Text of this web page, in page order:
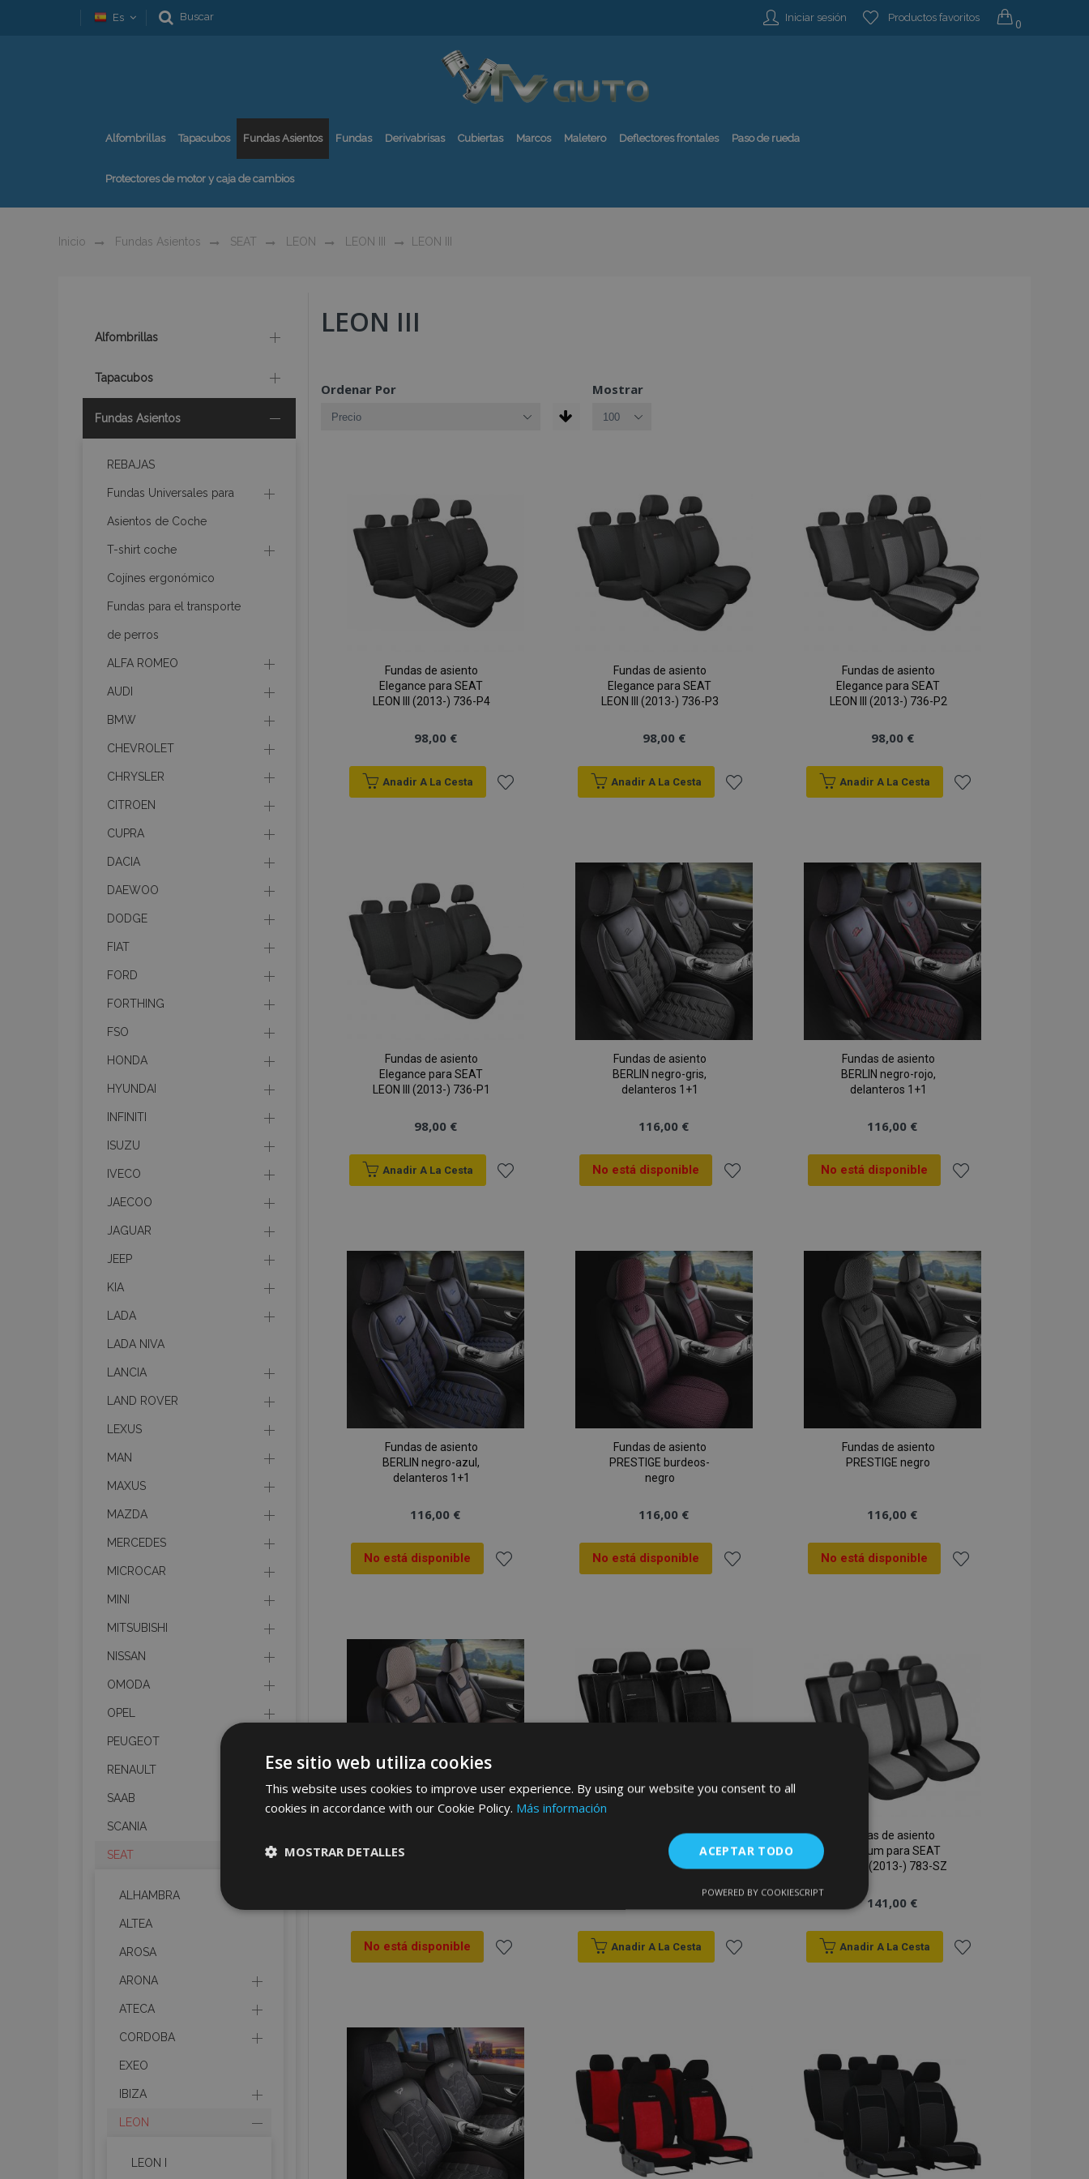
Es Buscar Iniciar sesión Productos favoritos 0
Alfombrillas Tapacubos Fundas Asientos Fundas Derivabrisas Cubiertas Marcos Maletero Deflectores frontales Paso de rueda
Protectores de motor y caja de cambios
Inicio Fundas Asientos SEAT LEON LEON III LEON III
LEON III
Ordenar Por Mostrar
Fundas de asiento
Elegance para SEAT
LEON III (2013-) 736-P4
98,00 €
Anadir A La Cesta
Deseos
Fundas de asiento
Elegance para SEAT
LEON III (2013-) 736-P3
98,00 €
Anadir A La Cesta
Lista
de
Deseos
Fundas de asiento
Elegance para SEAT
LEON III (2013-) 736-P2
98,00 €
Anadir A La Cesta
Lista
de
Deseos
Fundas de asiento
Elegance para SEAT
LEON III (2013-) 736-P1
98,00 €
Anadir A La Cesta
Lista
de
Deseos
Fundas de asiento
BERLIN negro-gris,
delanteros 1+1
116,00 €
No está disponible
Lista
de
Deseos
Fundas de asiento
BERLIN negro-rojo,
delanteros 1+1
116,00 €
No está disponible
Lista
de
Deseos
Fundas de asiento
BERLIN negro-azul,
delanteros 1+1
116,00 €
No está disponible
Lista
de
Deseos
Fundas de asiento
PRESTIGE burdeos-
negro
116,00 €
No está disponible
de
Deseos
Fundas de asiento
PRESTIGE negro
116,00 €
No está disponible
Deseos
PRESTIGE beige-negro
No está disponible
Lista
de
Deseos
Fundas de asiento
Premium para SEAT
LEON III (2013-) 783-CZ
Anadir A La Cesta
Deseos
Fundas de asiento
Premium para SEAT
LEON III (2013-) 783-SZ
141,00 €
Anadir A La Cesta
Deseos
Alfombrillas
Tapacubos
Fundas Asientos
REBAJAS
Fundas Universales para
Asientos de Coche
T-shirt coche
Cojínes ergonómico
Fundas para el transporte
de perros
ALFA ROMEO
AUDI
BMW
CHEVROLET
CHRYSLER
CITROEN
CUPRA
DACIA
DAEWOO
DODGE
FIAT
FORD
FORTHING
FSO
HONDA
HYUNDAI
INFINITI
ISUZU
IVECO
JAECOO
JAGUAR
JEEP
KIA
LADA
LADA NIVA
LANCIA
LAND ROVER
LEXUS
MAN
MAXUS
MAZDA
MERCEDES
MICROCAR
MINI
MITSUBISHI
NISSAN
OMODA
OPEL
PEUGEOT
RENAULT
SAAB
SCANIA
SEAT
ALHAMBRA
ALTEA
AROSA
ARONA
ATECA
CORDOBA
EXEO
IBIZA
LEON
LEON I
Ese sitio web utiliza cookies
This website uses cookies to improve user experience. By using our website you consent to all
cookies in accordance with our Cookie Policy. Más información
ACEPTAR TODO
MOSTRAR DETALLES
estrictamente
rendimiento
preferencias
Cookies de
funcionalidad
Cookies estrictamente necesarias Cookies de rendimiento
Cookies de funcionalidad
Strictly necessary cookies allow core website functionality such as user login and account management. The website cannot
be used properly without strictly necessary cookies.
Proveedor/
Dominio
Vencimiento Descripción
Adobe Inc.
Almacena ID de productos de productos
POWERED BY COOKIESCRIPT